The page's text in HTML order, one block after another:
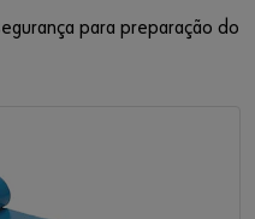
para preparação do